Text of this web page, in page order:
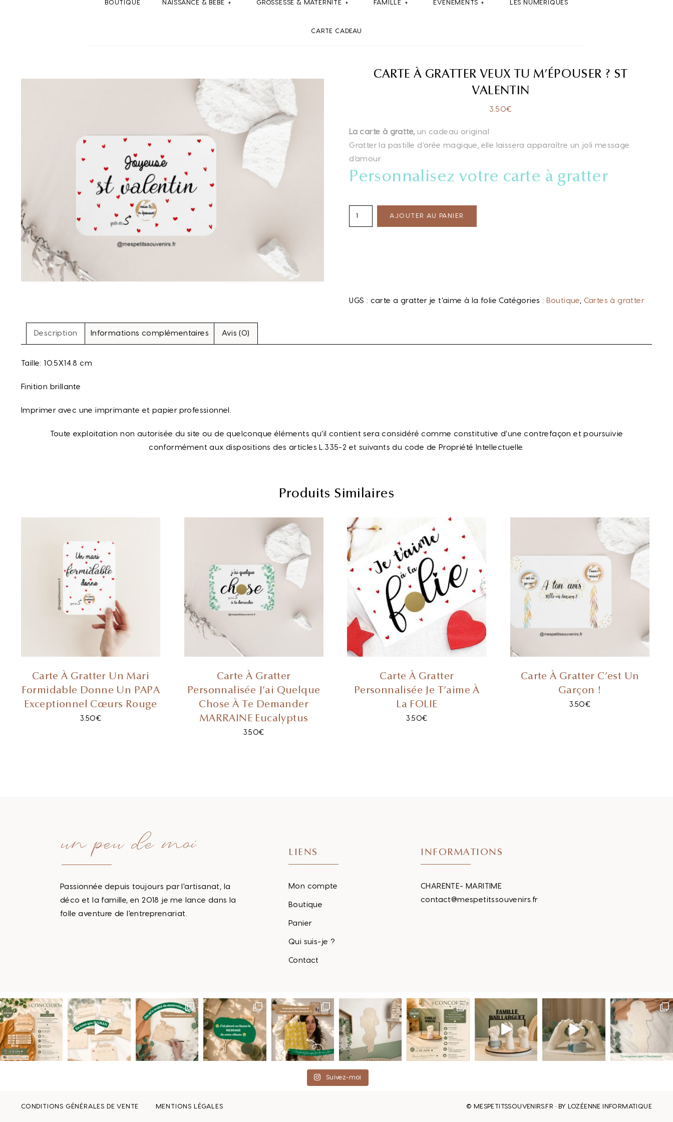
BOUTIQUE NAISSANCE & BEBE GROSSESSE & MATERNITE FAMILLE ÉVÉNEMENTS LES NUMÉRIQUES
CARTE CADEAU
CARTE À GRATTER VEUX TU M’ÉPOUSER ? ST
VALENTIN
3.50€
La carte à gratte, un cadeau original
Gratter la pastille d’orée magique, elle laissera apparaître un joli message
d’amour
Personnalisez votre carte à gratter
AJOUTER AU PANIER
UGS : carte a gratter je t'aime à la folie Catégories : Boutique, Cartes à gratter
Description Informations complémentaires Avis (0)
Taille: 10.5X14.8 cm
Finition brillante
Imprimer avec une imprimante et papier professionnel.
Toute exploitation non autorisée du site ou de quelconque éléments qu’il contient sera considéré comme constitutive d’une contrefaçon et poursuivie
conformément aux dispositions des articles L.335-2 et suivants du code de Propriété Intellectuelle.
Produits Similaires
Carte À Gratter Un Mari
Formidable Donne Un PAPA
Exceptionnel Cœurs Rouge
3.50€
Carte À Gratter
Personnalisée J’ai Quelque
Chose À Te Demander
MARRAINE Eucalyptus
3.50€
Carte À Gratter
Personnalisée Je T’aime À
La FOLIE
3.50€
Carte À Gratter C’est Un
Garçon !
3.50€
un peu de moi
Passionnée depuis toujours par l'artisanat, la
déco et la famille, en 2018 je me lance dans la
folle aventure de l'entreprenariat.
LIENS
Mon compte
Boutique
Panier
Qui suis-je ?
Contact
INFORMATIONS
CHARENTE- MARITIME
contact@mespetitssouvenirs.fr
Suivez-moi
CONDITIONS GÉNÉRALES DE VENTE MENTIONS LÉGALES © MESPETITSSOUVENIRS.FR · BY LOZÉENNE INFORMATIQUE